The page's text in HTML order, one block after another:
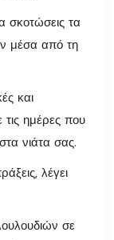
σκοτώσεις τα
μέσα από τη
και
ημέρες που
νιάτα σας.
λέγει
σε